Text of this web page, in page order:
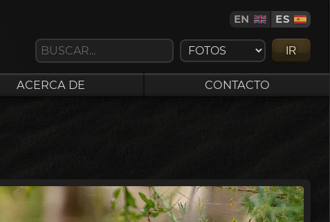
IR
ACERCA DE CONTACTO
EN ES